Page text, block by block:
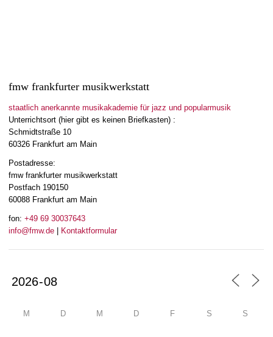
fmw frankfurter musikwerkstatt
staatlich anerkannte musikakademie für jazz und popularmusik
Unterrichtsort (hier gibt es keinen Briefkasten) :
Schmidtstraße 10
60326 Frankfurt am Main
Postadresse:
fmw frankfurter musikwerkstatt
Postfach 190150
60088 Frankfurt am Main
fon: +49 69 30037643
info@fmw.de
Kontaktformular
M D M D F S S